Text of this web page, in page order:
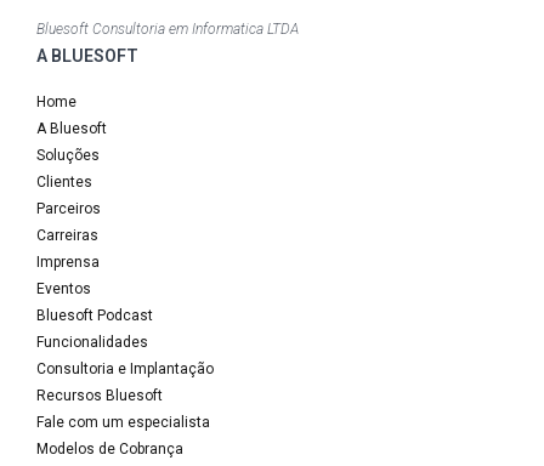
Bluesoft Consultoria em Informatica LTDA
A BLUESOFT
Home
A Bluesoft
Soluções
Clientes
Parceiros
Carreiras
Imprensa
Eventos
Bluesoft Podcast
Funcionalidades
Consultoria e Implantação
Recursos Bluesoft
Fale com um especialista
Modelos de Cobrança